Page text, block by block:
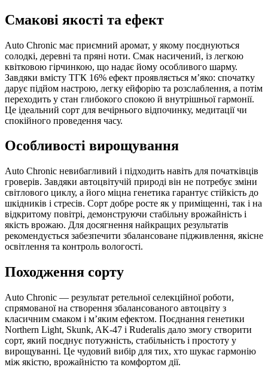
Смакові якості та ефект
Auto Chronic має приємний аромат, у якому поєднуються
солодкі, деревні та пряні ноти. Смак насичений, із легкою
квітковою гірчинкою, що надає йому особливого шарму.
Завдяки вмісту ТГК 16% ефект проявляється м’яко: спочатку
дарує підйом настрою, легку ейфорію та розслаблення, а потім
переходить у стан глибокого спокою й внутрішньої гармонії.
Це ідеальний сорт для вечірнього відпочинку, медитації чи
спокійного проведення часу.
Особливості вирощування
Auto Chronic невибагливий і підходить навіть для початківців
гроверів. Завдяки автоцвітучій природі він не потребує зміни
світлового циклу, а його міцна генетика гарантує стійкість до
шкідників і стресів. Сорт добре росте як у приміщенні, так і на
відкритому повітрі, демонструючи стабільну врожайність і
якість врожаю. Для досягнення найкращих результатів
рекомендується забезпечити збалансоване підживлення, якісне
освітлення та контроль вологості.
Походження сорту
Auto Chronic — результат ретельної селекційної роботи,
спрямованої на створення збалансованого автоцвіту з
класичним смаком і м’яким ефектом. Поєднання генетики
Northern Light, Skunk, AK-47 і Ruderalis дало змогу створити
сорт, який поєднує потужність, стабільність і простоту у
вирощуванні. Це чудовий вибір для тих, хто шукає гармонію
між якістю, врожайністю та комфортом дії.